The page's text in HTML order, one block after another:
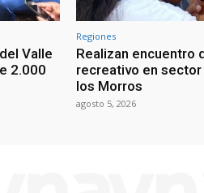
Valle
2.000
Regiones
Realizan encuentro
recreativo en sector
los Morros
agosto 5, 2026